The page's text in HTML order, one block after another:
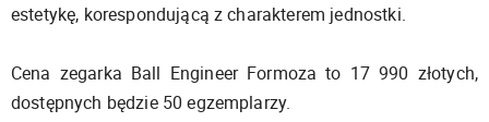
estetykę, korespondującą z charakterem jednostki.
Cena zegarka Ball Engineer Formoza to 17 990 złotych,
dostępnych będzie 50 egzemplarzy.